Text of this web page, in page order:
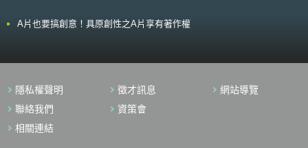
程、劑型亦申請專利，此為未來各政府機關應該共同解決之問題。
A片也要搞創意！具原創性之A片享有著作權
隱私權聲明 徵才訊息
網站導覽
聯絡我們
資策會
相關連結